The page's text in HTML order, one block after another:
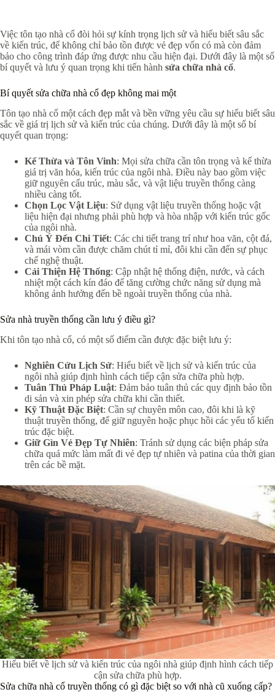
Việc tôn tạo nhà cổ đòi hỏi sự kính trọng lịch sử và hiểu biết sâu sắc
về kiến trúc, để không chỉ bảo tồn được vẻ đẹp vốn có mà còn đảm
bảo cho công trình đáp ứng được nhu cầu hiện đại. Dưới đây là một số
bí quyết và lưu ý quan trọng khi tiến hành sửa chữa nhà cổ.
Bí quyết sửa chữa nhà cổ đẹp không mai một
Tôn tạo nhà cổ một cách đẹp mắt và bền vững yêu cầu sự hiểu biết sâu
sắc về giá trị lịch sử và kiến trúc của chúng. Dưới đây là một số bí
quyết quan trọng:
Kế Thừa và Tôn Vinh: Mọi sửa chữa cần tôn trọng và kế thừa
giá trị văn hóa, kiến trúc của ngôi nhà. Điều này bao gồm việc
giữ nguyên cấu trúc, màu sắc, và vật liệu truyền thống càng
nhiều càng tốt.
Chọn Lọc Vật Liệu: Sử dụng vật liệu truyền thống hoặc vật
liệu hiện đại nhưng phải phù hợp và hòa nhập với kiến trúc gốc
của ngôi nhà.
Chú Ý Đến Chi Tiết: Các chi tiết trang trí như hoa văn, cột đá,
và mái vòm cần được chăm chút tỉ mỉ, đôi khi cần đến sự phục
chế nghệ thuật.
Cải Thiện Hệ Thống: Cập nhật hệ thống điện, nước, và cách
nhiệt một cách kín đáo để tăng cường chức năng sử dụng mà
không ảnh hưởng đến bề ngoài truyền thống của nhà.
Sửa nhà truyền thống cần lưu ý điều gì?
Khi tôn tạo nhà cổ, có một số điểm cần được đặc biệt lưu ý:
Nghiên Cứu Lịch Sử: Hiểu biết về lịch sử và kiến trúc của
ngôi nhà giúp định hình cách tiếp cận sửa chữa phù hợp.
Tuân Thủ Pháp Luật: Đảm bảo tuân thủ các quy định bảo tồn
di sản và xin phép sửa chữa khi cần thiết.
Kỹ Thuật Đặc Biệt: Cần sự chuyên môn cao, đôi khi là kỹ
thuật truyền thống, để giữ nguyên hoặc phục hồi các yếu tố kiến
trúc đặc biệt.
Giữ Gìn Vẻ Đẹp Tự Nhiên: Tránh sử dụng các biện pháp sửa
chữa quá mức làm mất đi vẻ đẹp tự nhiên và patina của thời gian
trên các bề mặt.
Hiểu biết về lịch sử và kiến trúc của ngôi nhà giúp định hình cách tiếp
cận sửa chữa phù hợp.
Sửa chữa nhà cổ truyền thống có gì đặc biệt so với nhà cũ xuống cấp?